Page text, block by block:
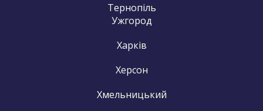
Тернопіль
Ужгород
Харків
Херсон
Хмельницький